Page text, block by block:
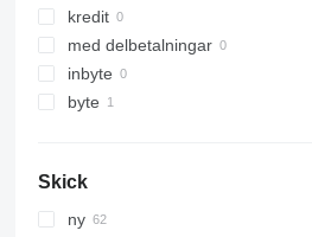
kredit
med delbetalningar
inbyte
byte
Skick
ny